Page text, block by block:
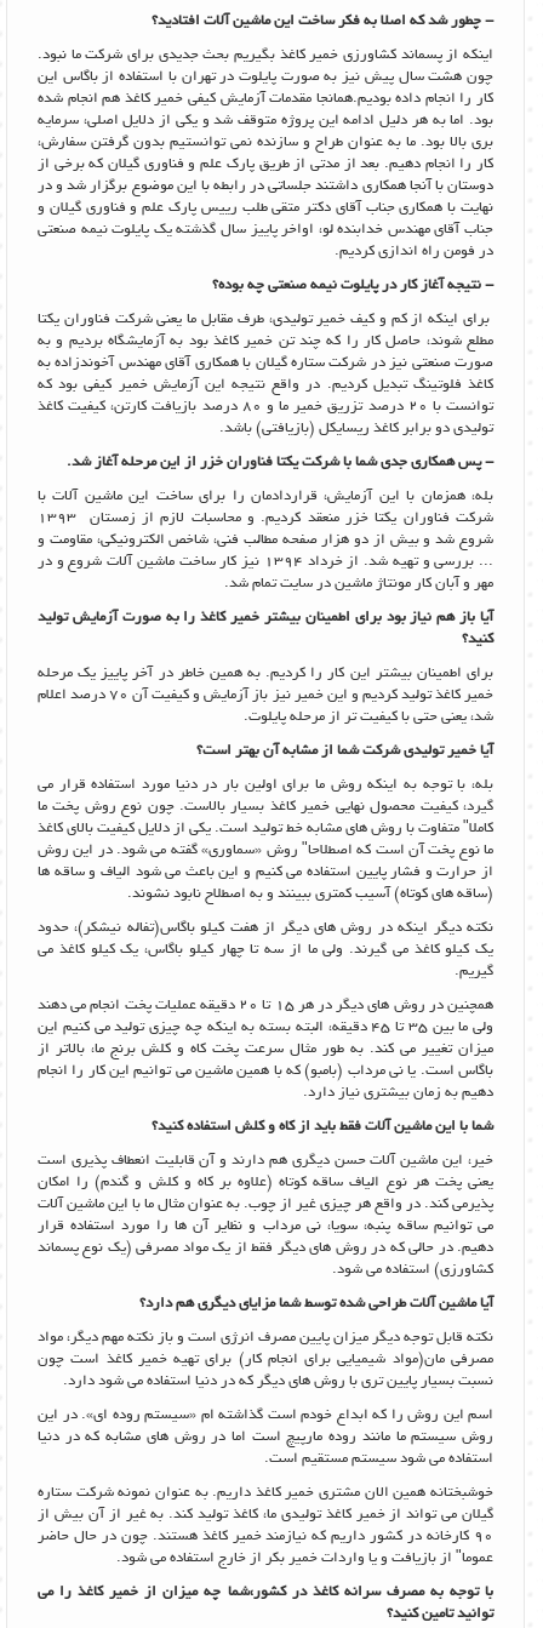
- چطور شد که اصلا به فکر ساخت این ماشین آلات افتادید؟
اینکه از پسماند کشاورزی خمیر کاغذ بگیریم بحث جدیدی برای شرکت ما نبود.
چون هشت سال پیش نیز به صورت پایلوت در تهران با استفاده از باگاس این
کار را انجام داده بودیم.همانجا مقدمات آزمایش کیفی خمیر کاغذ هم انجام شده
بود. اما به هر دلیل ادامه این پروژه متوقف شد و یکی از دلایل اصلی، سرمایه
بری بالا بود. ما به عنوان طراح و سازنده نمی توانستیم بدون گرفتن سفارش،
کار را انجام دهیم. بعد از مدتی از طریق پارک علم و فناوری گیلان که برخی از
دوستان با آنجا همکاری داشتند جلساتی در رابطه با این موضوع برگزار شد و در
نهایت با همکاری جناب آقای دکتر متقی طلب رییس پارک علم و فناوری گیلان و
جناب آقای مهندس خدابنده لو، اواخر پاییز سال گذشته یک پایلوت نیمه صنعتی
در فومن راه اندازی کردیم.
- نتیجه آغاز کار در پایلوت نیمه صنعتی چه بوده؟
برای اینکه از کم و کیف خمیر تولیدی، طرف مقابل ما یعنی شرکت فناوران یکتا
مطلع شوند، حاصل کار را که چند تن خمیر کاغذ بود به آزمایشگاه بردیم و به
صورت صنعتی نیز در شرکت ستاره گیلان با همکاری آقای مهندس آخوندزاده به
کاغذ فلوتینگ تبدیل کردیم. در واقع نتیجه این آزمایش خمیر کیفی بود که
توانست با 20 درصد تزریق خمیر ما و 80 درصد بازیافت کارتن، کیفیت کاغذ
تولیدی دو برابر کاغذ ریسایکل (بازیافتی) باشد.
- پس همکاری جدی شما با شرکت یکتا فناوران خزر از این مرحله آغاز شد.
بله، همزمان با این آزمایش، قراردادمان را برای ساخت این ماشین آلات با
شرکت فناوران یکتا خزر منعقد کردیم. و محاسبات لازم از زمستان 1393
شروع شد و بیش از دو هزار صفحه مطالب فنی، شاخص الکترونیکی، مقاومت و
... بررسی و تهیه شد. از خرداد 1394 نیز کار ساخت ماشین آلات شروع و در
مهر و آبان کار مونتاژ ماشین در سایت تمام شد.
آیا باز هم نیاز بود برای اطمینان بیشتر خمیر کاغذ را به صورت آزمایش تولید
کنید؟
برای اطمینان بیشتر این کار را کردیم. به همین خاطر در آخر پاییز یک مرحله
خمیر کاغذ تولید کردیم و این خمیر نیز باز آزمایش و کیفیت آن 70 درصد اعلام
شد، یعنی حتی با کیفیت تر از مرحله پایلوت.
آیا خمیر تولیدی شرکت شما از مشابه آن بهتر است؟
بله، با توجه به اینکه روش ما برای اولین بار در دنیا مورد استفاده قرار می
گیرد، کیفیت محصول نهایی خمیر کاغذ بسیار بالاست. چون نوع روش پخت ما
کاملا" متفاوت با روش های مشابه خط تولید است. یکی از دلایل کیفیت بالای کاغذ
ما نوع پخت آن است که اصطلاحا" روش «سماوری» گفته می شود. در این روش
از حرارت و فشار پایین استفاده می کنیم و این باعث می شود الیاف و ساقه ها
(ساقه های کوتاه) آسیب کمتری ببینند و به اصطلاح نابود نشوند.
نکته دیگر اینکه در روش های دیگر از هفت کیلو باگاس(تفاله نیشکر)، حدود
یک کیلو کاغذ می گیرند. ولی ما از سه تا چهار کیلو باگاس، یک کیلو کاغذ می
گیریم.
همچنین در روش های دیگر در هر 15 تا 20 دقیقه عملیات پخت انجام می دهند
ولی ما بین 35 تا 45 دقیقه، البته بسته به اینکه چه چیزی تولید می کنیم این
میزان تغییر می کند. به طور مثال سرعت پخت کاه و کلش برنج ما، بالاتر از
باگاس است. یا نی مرداب (بامبو) که با همین ماشین می توانیم این کار را انجام
دهیم به زمان بیشتری نیاز دارد.
شما با این ماشین آلات فقط باید از کاه و کلش استفاده کنید؟
خیر، این ماشین آلات حسن دیگری هم دارند و آن قابلیت انعطاف پذیری است
یعنی پخت هر نوع الیاف ساقه کوتاه (علاوه بر کاه و کلش و گندم) را امکان
پذیرمی کند. در واقع هر چیزی غیر از چوب. به عنوان مثال ما با این ماشین آلات
می توانیم ساقه پنبه، سویا، نی مرداب و نظایر آن ها را مورد استفاده قرار
دهیم. در حالی که در روش های دیگر فقط از یک مواد مصرفی (یک نوع پسماند
کشاورزی) استفاده می شود.
آیا ماشین آلات طراحی شده توسط شما مزایای دیگری هم دارد؟
نکته قابل توجه دیگر میزان پایین مصرف انرژی است و باز نکته مهم دیگر، مواد
مصرفی مان(مواد شیمیایی برای انجام کار) برای تهیه خمیر کاغذ است چون
نسبت بسیار پایین تری با روش های دیگر که در دنیا استفاده می شود دارد.
اسم این روش را که ابداع خودم است گذاشته ام «سیستم روده ای». در این
روش سیستم ما مانند روده مارپیچ است اما در روش های مشابه که در دنیا
استفاده می شود سیستم مستقیم است.
خوشبختانه همین الان مشتری خمیر کاغذ داریم. به عنوان نمونه شرکت ستاره
گیلان می تواند از خمیر کاغذ تولیدی ما، کاغذ تولید کند. به غیر از آن بیش از
90 کارخانه در کشور داریم که نیازمند خمیر کاغذ هستند. چون در حال حاضر
عموما" از بازیافت و یا واردات خمیر بکر از خارج استفاده می شود.
با توجه به مصرف سرانه کاغذ در کشور،شما چه میزان از خمیر کاغذ را می
توانید تامین کنید؟